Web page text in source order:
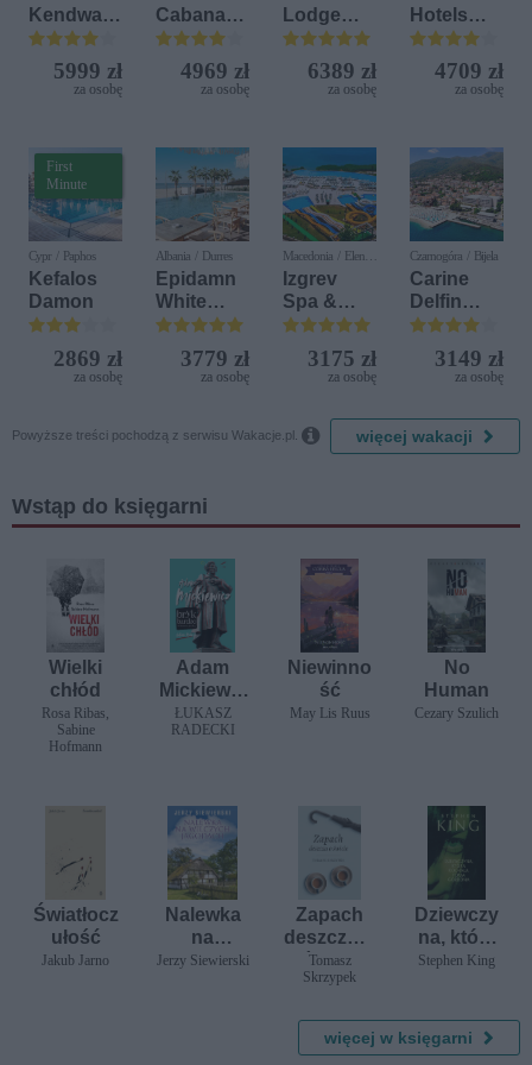
Kendwa
Beach
Resort
5999 zł
za osobę
Cabanas
Beach &
Nature
4969 zł
za osobę
Lodge
Beach &
Golf
Resort by
6389 zł
za osobę
Hotels
Terrasini
(ex. Citta
del Mare)
4709 zł
za osobę
First
Minute
Cypr / Paphos
Kefalos
Damon
2869 zł
za osobę
Albania / Durres
Epidamn
White
Sensation
3779 zł
za osobę
Macedonia / Elen
Kamen
Izgrev
Spa &
Aquapark
3175 zł
za osobę
Czarnogóra / Bijela
Carine
Delfin
Bijela (ex.
Iberostar
Bijela
3149 zł
za osobę
Powyższe treści pochodzą z serwisu Wakacje.pl.  więcej wakacji
Wstąp do księgarni
Wielki
chłód
Rosa Ribas,
Sabine
Hofmann
Adam
Mickiewic
z. Bryk
bardzo
/NB/
ŁUKASZ
RADECKI
Niewinno
ść
May Lis Ruus
No
Human
Cezary Szulich
Światłocz
ułość
Jakub Jarno
Nalewka
na
wilczych
Jerzy Siewierski
Zapach
deszczu o
świcie
Tomasz
Skrzypek
Dziewczy
na, która
kochała
Stephen King
więcej w księgarni